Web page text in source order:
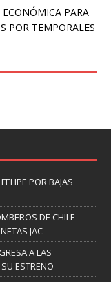
PARA
POR TEMPORALES
POR BAJAS
DE CHILE
JAC
A LAS
ESTRENO